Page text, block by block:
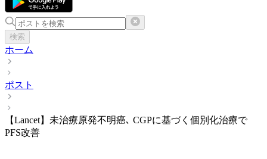
検索
ホーム
ポスト
【Lancet】未治療原発不明癌､ CGPに基づく個別化治療で
PFS改善